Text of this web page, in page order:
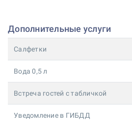
Дополнительные услуги
Салфетки
Вода 0,5 л
Встреча гостей с табличкой
Уведомление в ГИБДД